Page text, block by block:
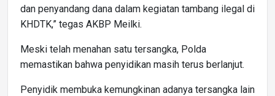
dan penyandang dana dalam kegiatan tambang ilegal di
KHDTK,” tegas AKBP Meilki.
Meski telah menahan satu tersangka, Polda
memastikan bahwa penyidikan masih terus berlanjut.
Penyidik membuka kemungkinan adanya tersangka lain